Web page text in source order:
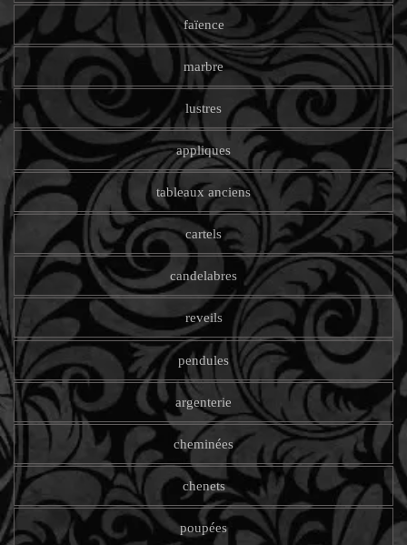
faïence
marbre
lustres
appliques
tableaux anciens
cartels
candelabres
reveils
pendules
argenterie
cheminées
chenets
poupées